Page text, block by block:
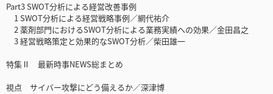
Part3 SWOT分析による経営改善事例
1 SWOT分析による経営戦略事例／網代祐介
2 薬剤部門におけるSWOT分析による業務実績への効果／金田昌之
3 経営戦略策定と効果的なSWOT分析／柴田雄一
特集Ⅱ 最新時事NEWS総まとめ
視点 サイバー攻撃にどう備えるか／深津博